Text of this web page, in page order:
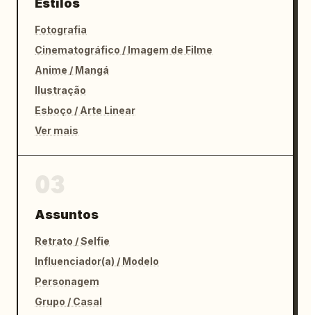
Estilos
Fotografia
Cinematográfico / Imagem de Filme
Anime / Mangá
Ilustração
Esboço / Arte Linear
Ver mais
Assuntos
Retrato / Selfie
Influenciador(a) / Modelo
Personagem
Grupo / Casal